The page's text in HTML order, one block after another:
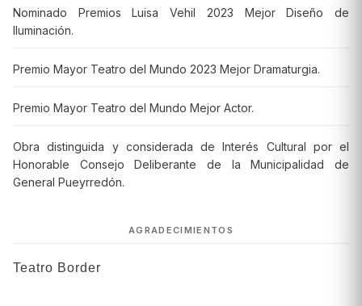
Nominado Premios Luisa Vehil 2023 Mejor Diseño de
Iluminación.
Premio Mayor Teatro del Mundo 2023 Mejor Dramaturgia.
Premio Mayor Teatro del Mundo Mejor Actor.
Obra distinguida y considerada de Interés Cultural por el
Honorable Consejo Deliberante de la Municipalidad de
General Pueyrredón.
AGRADECIMIENTOS
Teatro Border